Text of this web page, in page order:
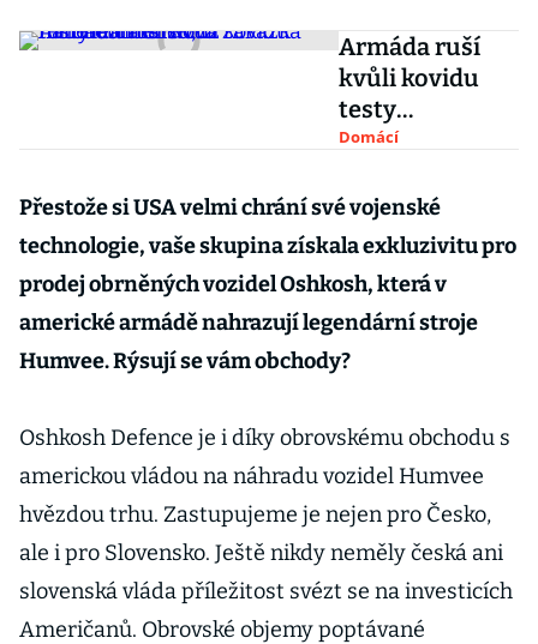
Armáda ruší
kvůli kovidu
testy
obrněnců,
vá zakázka
nabere další
Domácí
Přestože si USA velmi chrání své vojenské
technologie, vaše skupina získala exkluzivitu pro
prodej obrněných vozidel Oshkosh, která v
americké armádě nahrazují legendární stroje
Humvee. Rýsují se vám obchody?
Oshkosh Defence je i díky obrovskému obchodu s
americkou vládou na náhradu vozidel Humvee
hvězdou trhu. Zastupujeme je nejen pro Česko,
ale i pro Slovensko. Ještě nikdy neměly česká ani
slovenská vláda příležitost svézt se na investicích
Američanů. Obrovské objemy poptávané